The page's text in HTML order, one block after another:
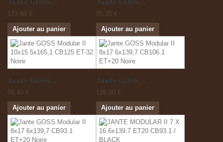
123,60 €
Ajouter au panier
85,20 €
Ajouter au panier
Jante GOSS...
98,40 €
Ajouter au panier
Jante GOSS...
126,00 €
Ajouter au panier